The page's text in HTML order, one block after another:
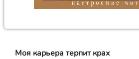
Моя карьера терпит крах